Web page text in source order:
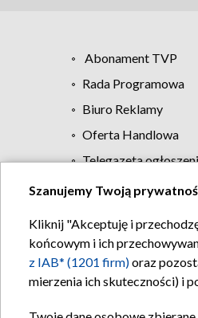
Abonament TVP
Rada Programowa
Biuro Reklamy
Oferta Handlowa
Telegazeta
Szanujemy Twoją
Kliknij "Akceptuję i
końcowym i ich
z IAB* (1201 firm)oraz
mierzenia ich skuteczności) i